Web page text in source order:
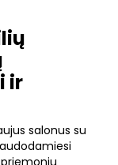
ir
salonus su